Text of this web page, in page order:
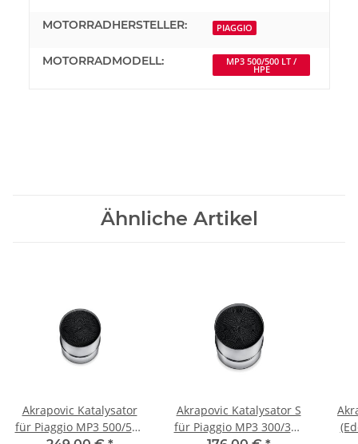
MOTORRADHERSTELLER: PIAGGIO
MOTORRADMODELL: MP3 500/500 LT /
HPE
Ähnliche Artikel
Akrapovic Katalysator
für Piaggio MP3 500/500
Akrapovic Katalysator S
für Piaggio MP3 300/300